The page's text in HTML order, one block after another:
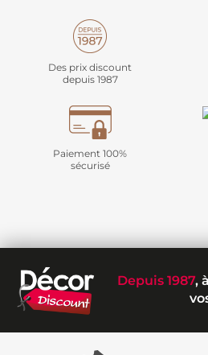
Des prix discount
depuis 1987
Paiement 100%
sécurisé
Depuis 1987,